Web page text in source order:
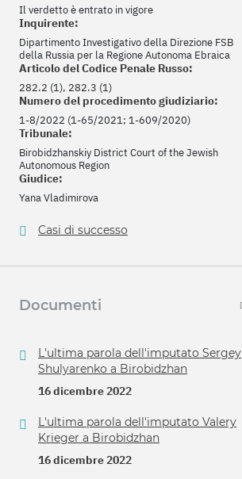
Il verdetto è entrato in vigore
Inquirente:
Dipartimento Investigativo della Direzione FSB
della Russia per la Regione Autonoma Ebraica
Articolo del Codice Penale Russo:
282.2 (1), 282.3 (1)
Numero del procedimento giudiziario:
1-8/2022 (1-65/2021; 1-609/2020)
Tribunale:
Birobidzhanskiy District Court of the Jewish
Autonomous Region
Giudice:
Yana Vladimirova
Casi di successo
Documenti
L'ultima parola dell'imputato Sergey
Shulyarenko a Birobidzhan
16 dicembre 2022
L'ultima parola dell'imputato Valery
Krieger a Birobidzhan
16 dicembre 2022